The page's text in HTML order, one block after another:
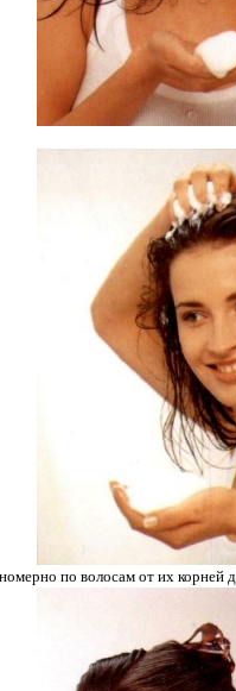
по волосам от их корней